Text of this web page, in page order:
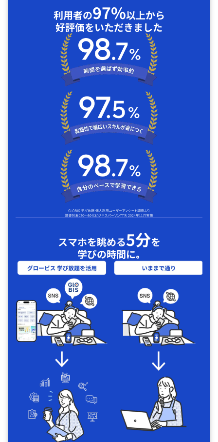
利用者の97%以上から
好評価をいただきました
スマホを眺める5分を
学びの時間に｡